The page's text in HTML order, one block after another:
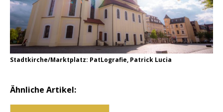
Stadtkirche/Marktplatz: PatLografie, Patrick Lucia
Ähnliche Artikel: